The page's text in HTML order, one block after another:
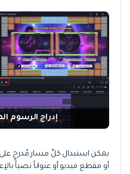
إدراج الرسوم
يمكن استبدال كلِّ مسار مُدرجٍ
أو مقطع فيديو أو عنواناً نصياً